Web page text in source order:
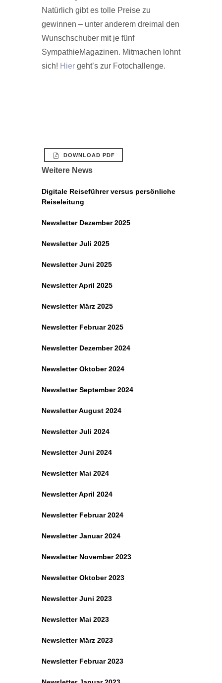
Natürlich gibt es tolle Preise zu
gewinnen – unter anderem dreimal den
Wunschschuber mit je fünf
SympathieMagazinen. Mitmachen lohnt
sich! Hier geht’s zur Fotochallenge.
DOWNLOAD PDF
Weitere News
Digitale Reiseführer versus persönliche
Reiseleitung
Newsletter Dezember 2025
Newsletter Juli 2025
Newsletter Juni 2025
Newsletter April 2025
Newsletter März 2025
Newsletter Februar 2025
Newsletter Dezember 2024
Newsletter Oktober 2024
Newsletter September 2024
Newsletter August 2024
Newsletter Juli 2024
Newsletter Juni 2024
Newsletter Mai 2024
Newsletter April 2024
Newsletter Februar 2024
Newsletter Januar 2024
Newsletter November 2023
Newsletter Oktober 2023
Newsletter Juni 2023
Newsletter Mai 2023
Newsletter März 2023
Newsletter Februar 2023